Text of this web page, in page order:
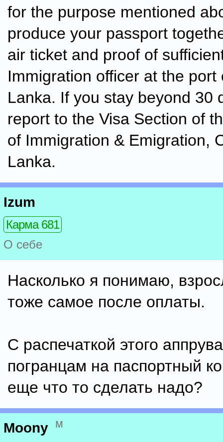
for the purpose mentioned
produce your passport
air ticket and proof of
Immigration officer at the port
Lanka. If you stay beyond 30
report to the Visa Section of
of Immigration & Emigration,
Lanka.
Izum
Карма 681
О себе
Насколько я понимаю,
тоже самое после оплаты.
С распечаткой этого
погранцам на паспортный
еще что то сделать надо?
Moony м